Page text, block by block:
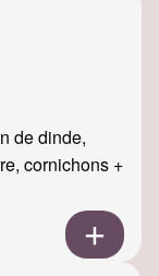
de dinde,
cornichons +